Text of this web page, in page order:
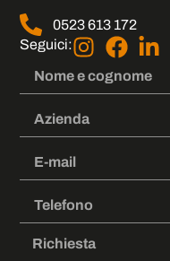
0523 613 172
Seguici: